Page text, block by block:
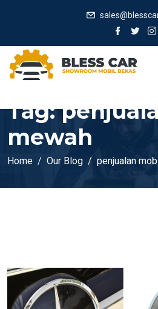
Tag:
mewah
Home Our Blog penjualan